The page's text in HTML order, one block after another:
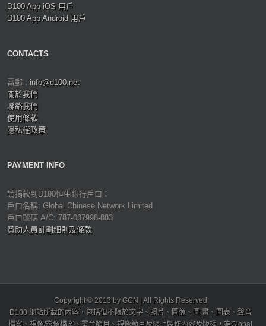
D100 App iOS 用戶
D100 App Android 用戶
CONTACTS
電郵 : info@d100.net
關於我們
聯絡我們
使用條款
隱私權政策
PAYMENT INFO
請捐款到D100恒生銀行戶口：
戶口名稱: Global Chinese Network Limited
戶口號碼 A/C: 787-087998-883
贊助人員計劃細則及條款
Copyright © 2013 by GCN | All Rights Reserved
D100 網站所載的內容，包括但不限於文字、照片、圖像、圖 畫、圖表、聲音
檔案、視像/影像檔案、電台節目、視像節目及網上製作內容及版權，為Global